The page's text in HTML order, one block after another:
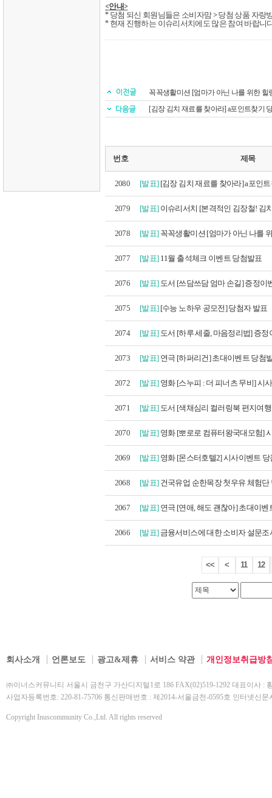
<안내>
* 당첨 되신 회원님들은 소비자맘>당첨 상품 자랑
* 현재 진행하는 이슈리서치에도 많은 참여 바랍니
꼭꼭생활미션 [엄마가 아닌 나를 위한 힐
[김장 김치 재료를 찾아라] a포인트찾기
번호 제목
2080 [발표] [김장 김치 재료를 찾아라] a포인트
2079 [발표] 이슈리서치 [본격적인 김장철! 김
2078 [발표] 꼭꼭생활미션 [엄마가 아닌 나를
2077 [발표] 11월 출석체크 이벤트 당첨발표
2076 [발표] 도서 [쓰담쓰담 엄마 손길] 증정이
2075 [발표] [수능 노하우 공모전] 당첨자 발표
2074 [발표] 도서 [하루 세줄, 마음정리법] 증정
2073 [발표] 연극 [하퍼리건] 초대이벤트 당첨
2072 [발표] 영화 [스누피 : 더 피너츠 무비] 시
2071 [발표] 도서 [색채심리 컬러링북 편지여행
2070 [발표] 영화 [뽀로로 컴퓨터왕국대모험]
2069 [발표] 영화 [몬스터호텔2] 시사이벤트
2068 [발표] 건국유업 순한목장 첫우유 체험단
2067 [발표] 연극 [연애, 해도 괜찮아] 초대이벤
2066 [발표] 금융서비스에 대한 소비자 설문조
<< < 11 12